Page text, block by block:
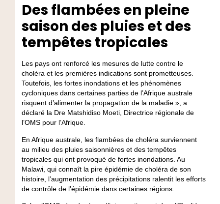
Des flambées en pleine
saison des pluies et des
tempêtes tropicales
Les pays ont renforcé les mesures de lutte contre le
choléra et les premières indications sont prometteuses.
Toutefois, les fortes inondations et les phénomènes
cycloniques dans certaines parties de l’Afrique australe
risquent d’alimenter la propagation de la maladie », a
déclaré la Dre Matshidiso Moeti, Directrice régionale de
l’OMS pour l’Afrique.
En Afrique australe, les flambées de choléra surviennent
au milieu des pluies saisonnières et des tempêtes
tropicales qui ont provoqué de fortes inondations. Au
Malawi, qui connaît la pire épidémie de choléra de son
histoire, l’augmentation des précipitations ralentit les efforts
de contrôle de l’épidémie dans certaines régions.